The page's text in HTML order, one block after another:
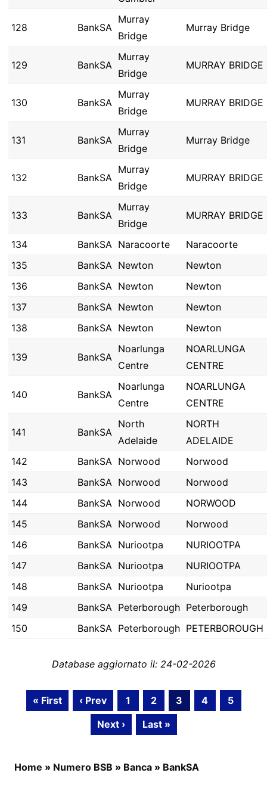
128 BankSA
Murray
Bridge
Murray Bridge
129 BankSA
Murray
Bridge
MURRAY BRIDGE
130 BankSA
Murray
Bridge
MURRAY BRIDGE
131 BankSA
Murray
Bridge
Murray Bridge
132 BankSA
Murray
Bridge
MURRAY BRIDGE
133 BankSA
Murray
Bridge
MURRAY BRIDGE
134 BankSA Naracoorte
Naracoorte
135
BankSA Newton
Newton
136
BankSA Newton
Newton
137
BankSA Newton
Newton
138
BankSA Newton Newton
139 BankSA
Noarlunga
Centre
NOARLUNGA
CENTRE
140 BankSA
Noarlunga
Centre
NOARLUNGA
CENTRE
141 BankSA
North
Adelaide
NORTH
ADELAIDE
142
BankSA Norwood
Norwood
143
BankSA Norwood
Norwood
144
BankSA Norwood
NORWOOD
145
BankSA Norwood
Norwood
146
BankSA Nuriootpa
NURIOOTPA
147
BankSA Nuriootpa
NURIOOTPA
148
BankSA Nuriootpa
Nuriootpa
149
BankSA Peterborough Peterborough
150
BankSA Peterborough PETERBOROUGH
Database aggiornato il: 24-02-2026
« First ‹ Prev 1 2 3 4
5
Next ›
Last »
Home » Numero BSB » Banca » BankSA